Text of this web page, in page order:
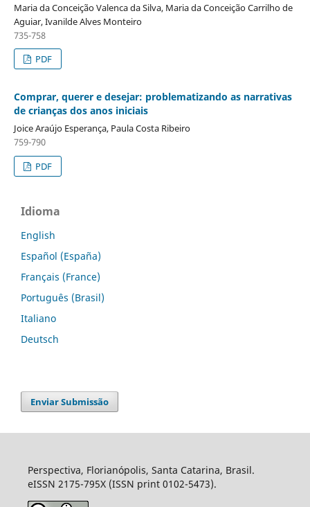
Maria da Conceição Valenca da Silva, Maria da Conceição Carrilho de
Aguiar, Ivanilde Alves Monteiro
735-758
PDF
Comprar, querer e desejar: problematizando as narrativas
de crianças dos anos iniciais
Joice Araújo Esperança, Paula Costa Ribeiro
759-790
PDF
Idioma
English
Español (España)
Français (France)
Português (Brasil)
Italiano
Deutsch
Enviar Submissão
Perspectiva, Florianópolis, Santa Catarina, Brasil.
eISSN 2175-795X (ISSN print 0102-5473).